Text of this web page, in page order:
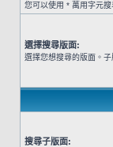
您可以使用 * 萬用字元搜
選擇搜尋版面:
選擇您想搜尋的版面。
搜尋子版面: